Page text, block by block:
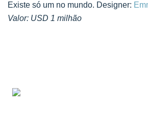
Existe só um no mundo. Designer:
Valor: USD 1 milhão